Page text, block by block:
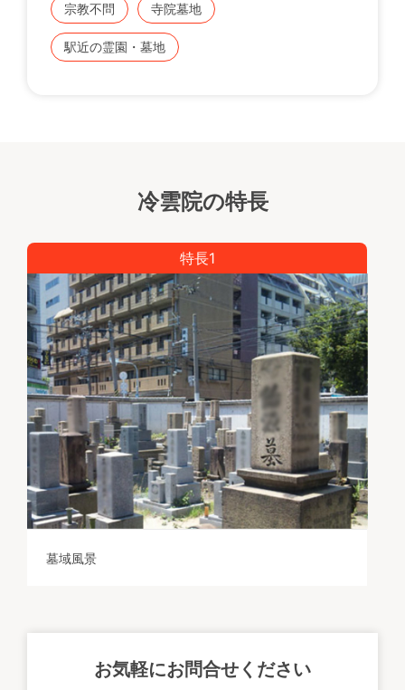
宗教不問 寺院墓地
駅近の霊園・墓地
冷雲院の特長
特長1
墓域風景
お気軽にお問合せください